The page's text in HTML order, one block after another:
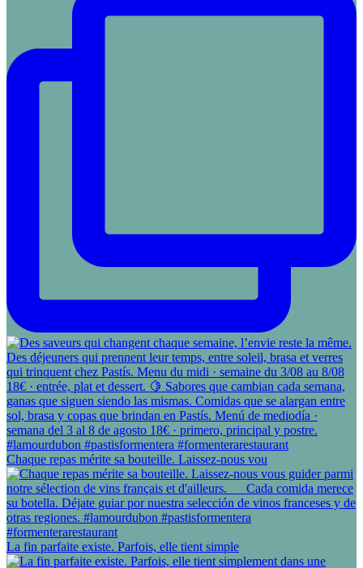
Chaque repas mérite sa bouteille. Laissez-nous vou
La fin parfaite existe. Parfois, elle tient simple